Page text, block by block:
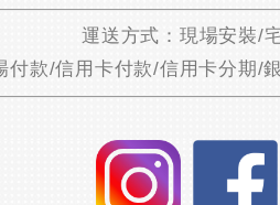
運送方式：現場安裝/
付款/信用卡付款/信用卡分期/